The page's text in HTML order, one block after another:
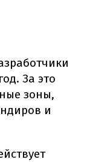
За это
зоны,
и